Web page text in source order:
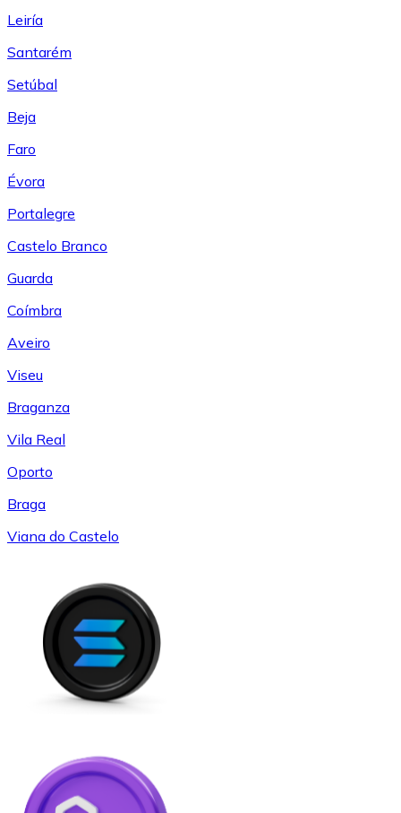
Leiría
Santarém
Setúbal
Beja
Faro
Évora
Portalegre
Castelo Branco
Guarda
Coímbra
Aveiro
Viseu
Braganza
Vila Real
Oporto
Braga
Viana do Castelo